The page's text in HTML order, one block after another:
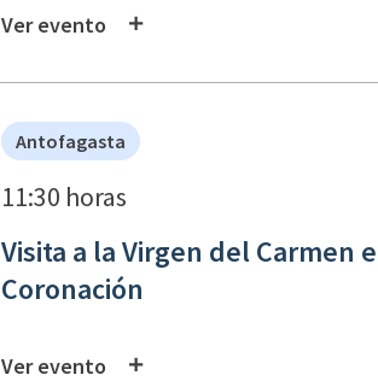
Ver evento
Antofagasta
11:30 horas
Visita a la Virgen del Carmen
Coronación
Ver evento